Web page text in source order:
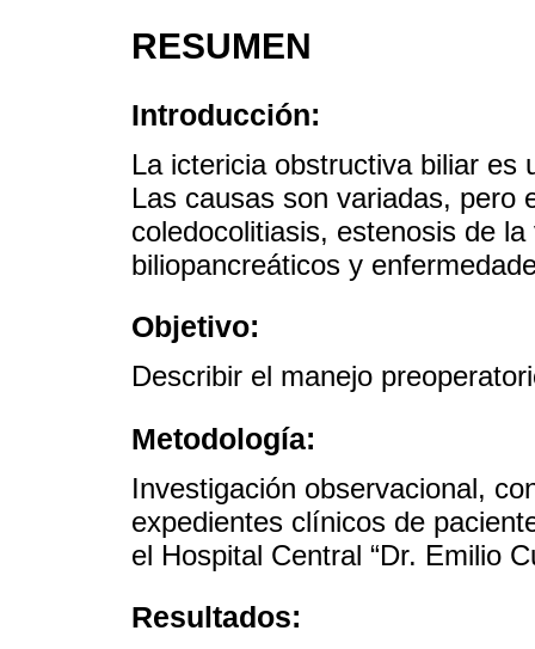
RESUMEN
Introducción:
La ictericia obstructiva biliar es
Las causas son variadas, pero
coledocolitiasis, estenosis de
biliopancreáticos y
Objetivo:
Describir el manejo
Metodología:
Investigación observacional,
expedientes clínicos de
el Hospital Central “Dr. Emilio
Resultados: